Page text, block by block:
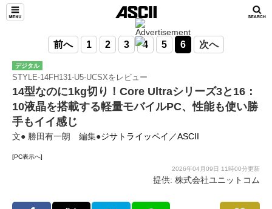
前へ 1 2 3 4 5 6 次へ
デジタル
STYLE-14FH131-U5-UCSXをレビュー
14型なのに1kg切り！Core Ultraシリーズ3と16：
10液晶を搭載する軽量モバイルPC、性能も使い勝
手もイイ感じ
文● 勝田有一朗 編集●ジサトライッペイ／ASCII
[PC表示へ]
2026年04月09日 11時00分更新
提供: 株式会社ユニットコム